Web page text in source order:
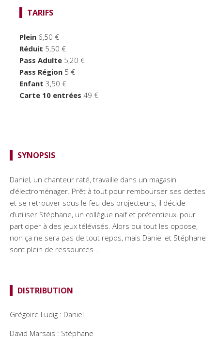
TARIFS
Plein 6,50 €
Réduit 5,50 €
Pass Adulte 5,20 €
Pass Région 5 €
Enfant 3,50 €
Carte 10 entrées 49 €
SYNOPSIS
Daniel, un chanteur raté, travaille dans un magasin
d’électroménager. Prêt à tout pour rembourser ses dettes
et se retrouver sous le feu des projecteurs, il décide
d’utiliser Stéphane, un collègue naïf et prétentieux, pour
participer à des jeux télévisés. Alors oui tout les oppose,
non ça ne sera pas de tout repos, mais Daniel et Stéphane
sont plein de ressources…
DISTRIBUTION
Grégoire Ludig : Daniel
David Marsais : Stéphane